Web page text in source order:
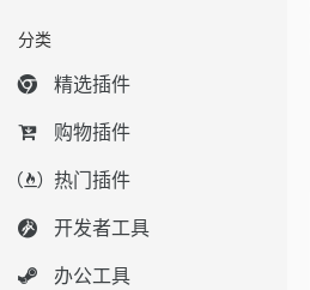
分类
精选插件
购物插件
热门插件
开发者工具
办公工具